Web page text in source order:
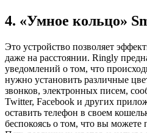
4. «Умное кольцо»
Это устройство позволяет
даже на расстоянии. Ringly
уведомлений о том, что
нужно установить различные
звонков, электронных писем,
Twitter, Facebook и других
оставить телефон в своем
беспокоясь о том, что вы можете